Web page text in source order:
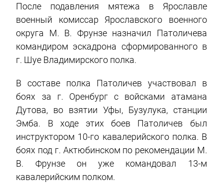
После подавления мятежа в Ярославле
военный комиссар Ярославского военного
округа М. В. Фрунзе назначил Патоличева
командиром эскадрона сформированного в
г. Шуе Владимирского полка.
В составе полка Патоличев участвовал в
боях за г. Оренбург с войсками атамана
Дутова, во взятии Уфы, Бузулука, станции
Эмба. В ходе этих боев Патоличев был
инструктором 10-го кавалерийского полка. В
боях под г. Актюбинском по рекомендации М.
В. Фрунзе он уже командовал 13-м
кавалерийским полком.